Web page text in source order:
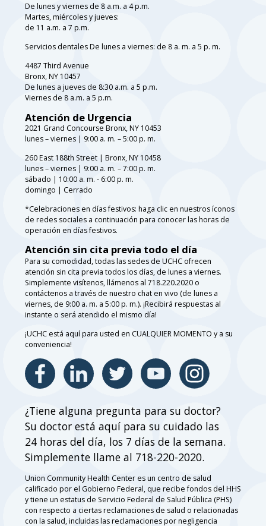
De lunes y viernes de 8 a.m. a 4 p.m.
Martes, miércoles y jueves:
de 11 a.m. a 7 p.m.
Servicios dentales De lunes a viernes: de 8 a. m. a 5 p. m.
4487 Third Avenue
Bronx, NY 10457
De lunes a jueves de 8:30 a.m. a 5 p.m.
Viernes de 8 a.m. a 5 p.m.
Atención de Urgencia
2021 Grand Concourse Bronx, NY 10453
lunes – viernes | 9:00 a. m. – 5:00 p. m.
260 East 188th Street | Bronx, NY 10458
lunes – viernes | 9:00 a. m. – 7:00 p. m.
sábado | 10:00 a. m. - 6:00 p. m.
domingo | Cerrado
*Celebraciones en días festivos: haga clic en nuestros íconos
de redes sociales a continuación para conocer las horas de
operación en días festivos.
Atención sin cita previa todo el día
Para su comodidad, todas las sedes de UCHC ofrecen
atención sin cita previa todos los días, de lunes a viernes.
Simplemente visítenos, llámenos al 718.220.2020 o
contáctenos a través de nuestro chat en vivo (de lunes a
viernes, de 9:00 a. m. a 5:00 p. m.). ¡Recibirá respuestas al
instante o será atendido el mismo día!
¡UCHC está aquí para usted en CUALQUIER MOMENTO y a su
conveniencia!
¿Tiene alguna pregunta para su doctor?
Su doctor está aquí para su cuidado las
24 horas del día, los 7 días de la semana.
Simplemente llame al 718-220-2020.
Union Community Health Center es un centro de salud
calificado por el Gobierno Federal, que recibe fondos del HHS
y tiene un estatus de Servicio Federal de Salud Pública (PHS)
con respecto a ciertas reclamaciones de salud o relacionadas
con la salud, incluidas las reclamaciones por negligencia